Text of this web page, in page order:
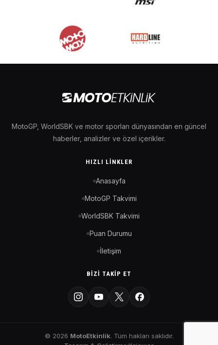
MotoGP, WorldSBK ve motor sporları dünyasından en güncel
haberler, analizler ve özel içerikler.
HIZLI LINKLER
Anasayfa
MotoGP Takvimi
WorldSBK Takvimi
Puan Durumu
İletişim
BIZI TAKIP ET
© 2026 MotoEtkinlik. Tüm hakları saklıdır.